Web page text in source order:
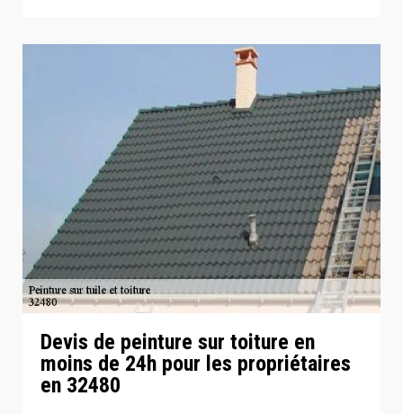
Devis de peinture sur toiture en
moins de 24h pour les propriétaires
en 32480